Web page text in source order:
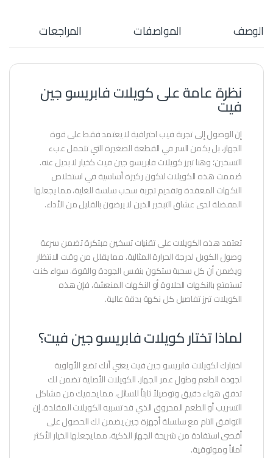
الوصف المواصفات المراجعات
نظرة عامة على كويلات فابريسو جين
فيت
إن الوصول إلى تجربة فيب احترافية لا يعتمد فقط على قوة
الجهاز، بل يكمن السر في القطعة الصغيرة التي تتحمل عبء
التسخين؛ وهنا تبرز كويلات فابريسو جين فيت كخيار لا بديل عنه.
صُممت هذه الكويلات لتكون ركيزة أساسية في استخلاص
النكهات المعقدة وتقديم تجربة سحب سلسة للغاية، مما يجعلها
المفضلة لدى عشاق التبخير الذين لا يرضون بالقليل من الأداء.
تعتمد هذه الكويلات على تقنيات تسخين مبتكرة تضمن سرعة
وصول الكويل لدرجة الحرارة المثالية، مما يقلل من وقت الانتظار
ويضمن أن كل سحبة ستكون بنفس الجودة والقوة. سواء كنت
تستمتع بالنكهات الحلاوة أو النكهات المنعشة، فإن هذه
الكويلات تبرز تفاصيل كل نكهة بدقة عالية.
لماذا تختار كويلات فابريسو جين فيت؟
اختيارك لكويلات فابريسو جين فيت يعني أنك تضع الأولوية
لجودة الطعم وطول عمر الجهاز. الكويلات الأصلية تضمن لك
تدفق هواء دقيق وتوصيلاً ثابتاً للسائل، مما يحميك من مشاكل
التسريب أو الطعم المحروق الذي قد تسببه الكويلات المقلدة. إن
التوافق التام مع سلسلة أجهزة جين يضمن لك الحصول على
أقصى استفادة من شريحة الجهاز الذكية، مما يجعلها الخيار الأكثر
أماناً وموثوقية.